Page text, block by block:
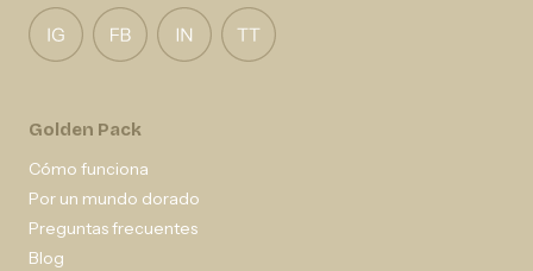
Golden Pack
Cómo funciona
Por un mundo dorado
Preguntas frecuentes
Blog